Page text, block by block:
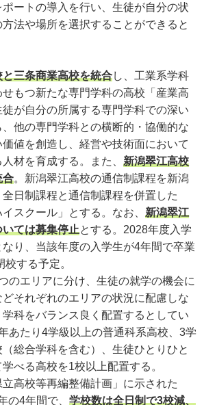
ートの導入を行い、生徒が自分の状
法や場所を選択することができると
三条商業高校を統合し、工業系学科
もつ新たな専門学科の高校「産業高
が自分の所属する専門学科での深い
他の専門学科との横断的・協働的な
値を創造し、経営や技術面において
材を育成する。また、 新潟翠江高校
合。新潟翠江高校の通信制課程を新潟
日制課程と通信制課程を併置した
スクール」とする。なお、 新潟翠江
ては募集停止とする。2028年度入学
り、当該年度の入学生が4年間で卒業
する予定。
のエリアに分け、生徒の就学の機会に
それぞれのエリアの状況に配慮しな
科をバランス良く配置するとしてい
あたり4学級以上の普通科系高校、3学
総合学科を含む）、生徒ひとりひと
べる高校を1校以上配置する。
高校等再編整備計画」に示された
の4年間で、 学校数は全日制で3校減、